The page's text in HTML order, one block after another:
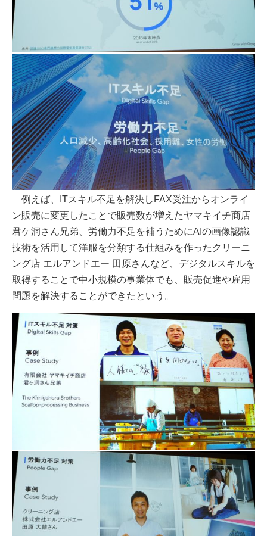
例えば、ITスキル不足を解決しFAX受注からオンライ
ン販売に変更したことで販売数が増えたヤマキイチ商店
君ケ洞さん兄弟、労働力不足を補うためにAIの画像認識
技術を活用して洋服を分類する仕組みを作ったクリーニ
ング店 エルアンドエー 田原さんなど、デジタルスキルを
取得することで中小規模の事業体でも、販売促進や雇用
問題を解決することができたという。